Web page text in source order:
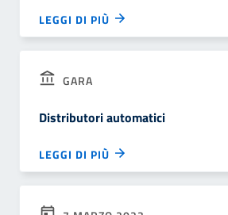
LEGGI DI PIÙ
GARA
Distributori automatici
LEGGI DI PIÙ